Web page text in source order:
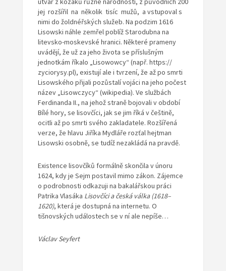
jej rozšířil na několik tisíc mužů, a vstupoval s
nimi do žoldnéřských služeb. Na podzim 1616
Lisowski náhle zemřel poblíž Starodubna na
litevsko-moskevské hranici. Některé prameny
uvádějí, že už za jeho života se příslušným
jednotkám říkalo „Lisowowcy“ (např. https://
zyciorysy.pl), existují ale i tvrzení, že až po smrti
Lisowského přijali pozůstalí vojáci na jeho počest
název „Lisowczycy“ (wikipedia). Ve službách
Ferdinanda II., na jehož straně bojovali v období
Bílé hory, se lisovčíci, jak se jim říká v češtině,
ocitli až po smrti svého zakladatele. Rozšířená
verze, že hlavu Jiříka Mydláře rozťal hejtman
Lisowski osobně, se tudíž nezakládá na pravdě.
Existence lisovčíků formálně skončila v únoru
1624, kdy je Sejm postavil mimo zákon. Zájemce
o podrobnosti odkazuji na bakalářskou práci
Patrika Vlasáka Lisovčíci a česká válka (1618–
1620), která je dostupná na internetu. O
tišnovských událostech se v ní ale nepíše…
Václav Seyfert